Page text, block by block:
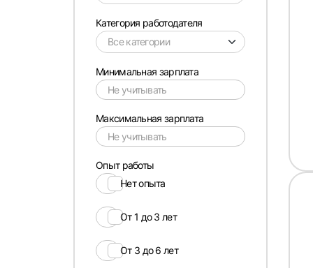
Категория работодателя
Минимальная зарплата
Максимальная зарплата
Опыт работы
Нет опыта
От 1 до 3 лет
От 3 до 6 лет